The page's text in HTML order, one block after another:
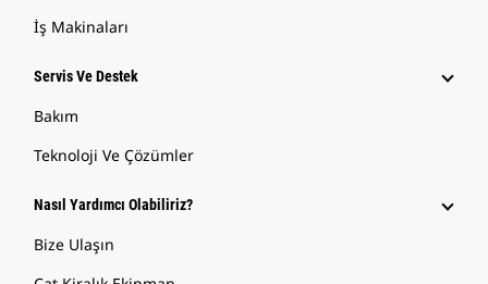
İş Makinaları
Servis Ve Destek
Bakım
Teknoloji Ve Çözümler
Nasıl Yardımcı Olabiliriz?
Bize Ulaşın